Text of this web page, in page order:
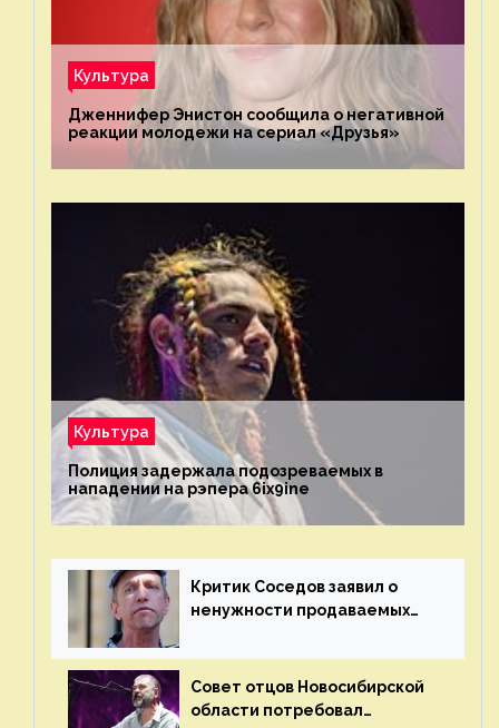
Культура
Дженнифер Энистон сообщила о негативной
реакции молодежи на сериал «Друзья»
Культура
Полиция задержала подозреваемых в
нападении на рэпера 6ix9ine
Критик Соседов заявил о
ненужности продаваемых
Совет отцов Новосибирской
области потребовал